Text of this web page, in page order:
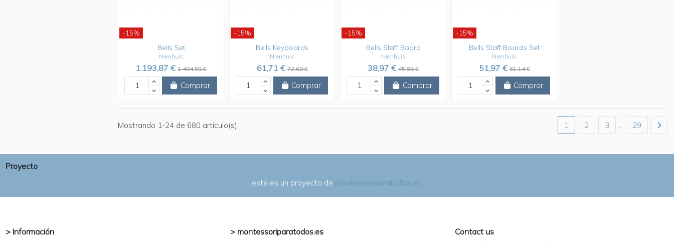
-15%
Bells Set
Nienhuis
1.193,87 € 1.404,55 €
Comprar
-15%
Bells Keyboards
Nienhuis
61,71 €72,60 €
Comprar
-15%
Bells Staff Board
Nienhuis
38,97 € 45,85 €
Comprar
-15%
Bells Staff Boards Set
Nienhuis
51,97 €61,14 €
Comprar
Mostrando 1-24 de 680 artículo(s) 1 2 3 … 29
Proyecto
este es un proyecto de montessoriparatodos.es
> Información > montessoriparatodos.es Contact us